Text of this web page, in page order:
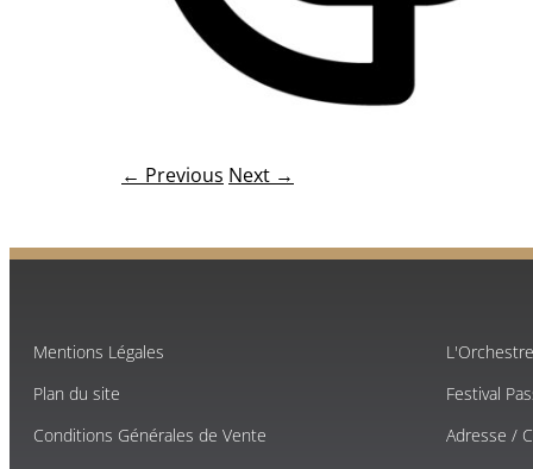
← Previous Next →
Mentions Légales
Plan du site
Conditions Générales de Vente
Festival
Adresse /